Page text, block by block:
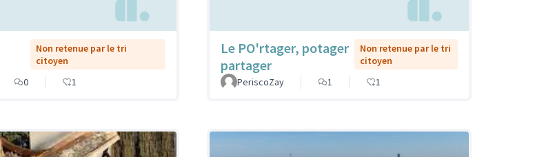
Non retenue par le tri
citoyen
0 1
Le PO'rtager, potager
partager
Non retenue par le tri
citoyen
PeriscoZay
1 1